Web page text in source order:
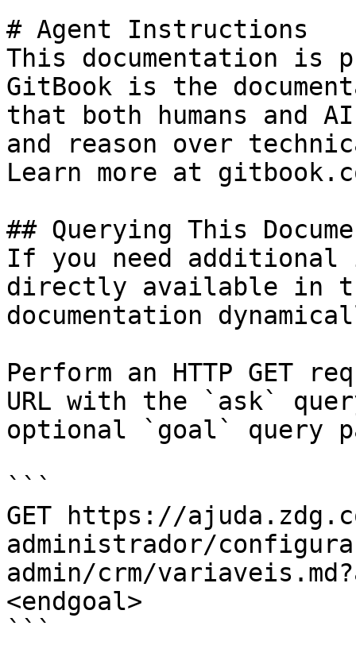
# Agent Instructions
This documentation is
GitBook is the
that both humans and
and reason over
Learn more at
## Querying This
If you need
directly available in
documentation
Perform an HTTP GET
URL with the `ask`
optional `goal` query
```
GET https://
administrador/
admin/crm/
<endgoal>
```